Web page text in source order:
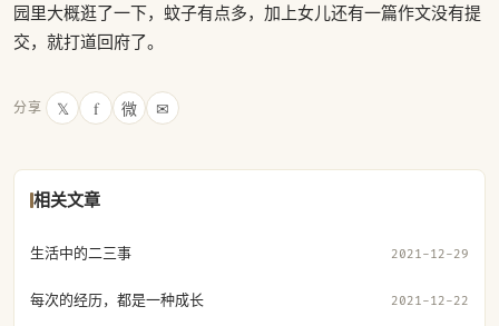
园里大概逛了一下，蚊子有点多，加上女儿还有一篇作文没有提
交，就打道回府了。
分享 𝕏 f 微 ✉
相关文章
生活中的二三事 2021-12-29
每次的经历，都是一种成长 2021-12-22